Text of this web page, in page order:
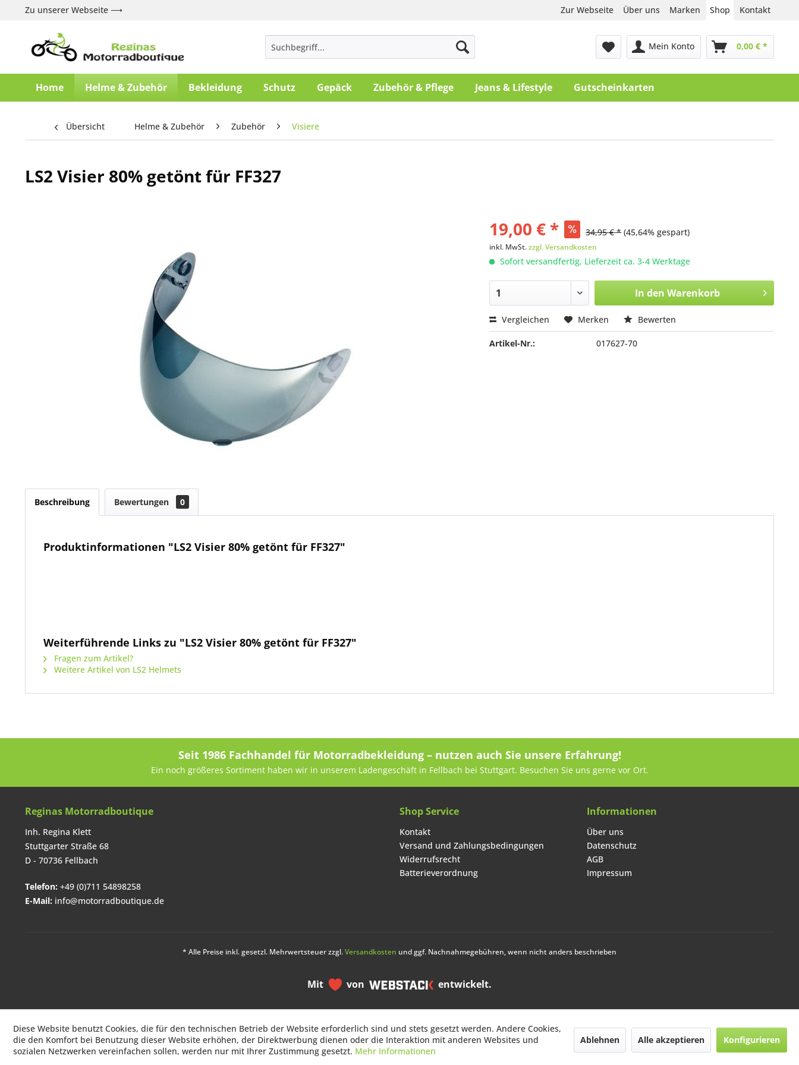
Zu unserer Webseite ⟶ Zur Webseite Über uns Marken Shop Kontakt
Mein Konto 0,00 € *
Home Helme & Zubehör Bekleidung Schutz Gepäck Zubehör & Pflege Jeans & Lifestyle Gutscheinkarten
Übersicht Helme & Zubehör Zubehör Visiere
LS2 Visier 80% getönt für FF327
19,00 € * 34,95 € * (45,64% gespart)
inkl. MwSt.zzgl. Versandkosten
Sofort versandfertig, Lieferzeit ca. 3-4 Werktage
In den Warenkorb
Vergleichen Merken Bewerten
Artikel-Nr.: 017627-70
Beschreibung Bewertungen 0
Produktinformationen "LS2 Visier 80% getönt für FF327"
Weiterführende Links zu "LS2 Visier 80% getönt für FF327"
Fragen zum Artikel?
Weitere Artikel von LS2 Helmets
Seit 1986 Fachhandel für Motorradbekleidung – nutzen auch Sie unsere Erfahrung!
Ein noch größeres Sortiment haben wir in unserem Ladengeschäft in Fellbach bei Stuttgart. Besuchen Sie uns gerne vor Ort.
Reginas Motorradboutique
Inh. Regina Klett
Stuttgarter Straße 68
D - 70736 Fellbach
Telefon: +49 (0)711 54898258
E-Mail: info@motorradboutique.de
Shop Service
Kontakt
Versand und Zahlungsbedingungen
Widerrufsrecht
Batterieverordnung
Informationen
Über uns
Datenschutz
AGB
Impressum
* Alle Preise inkl. gesetzl. Mehrwertsteuer zzgl.Versandkosten und ggf. Nachnahmegebühren, wenn nicht anders beschrieben
Mit von entwickelt.
Diese Website benutzt Cookies, die für den technischen Betrieb der Website erforderlich sind und stets gesetzt werden. Andere Cookies,
die den Komfort bei Benutzung dieser Website erhöhen, der Direktwerbung dienen oder die Interaktion mit anderen Websites und
sozialen Netzwerken vereinfachen sollen, werden nur mit Ihrer Zustimmung gesetzt. Mehr Informationen
Ablehnen Alle akzeptieren Konfigurieren
Diese Website benutzt Cookies, die für den technischen Betrieb der Website erforderlich sind und stets gesetzt werden. Andere Cookies,
die den Komfort bei Benutzung dieser Website erhöhen, der Direktwerbung dienen oder die Interaktion mit anderen Websites und
sozialen Netzwerken vereinfachen sollen, werden nur mit Ihrer Zustimmung gesetzt. Mehr Informationen
Ablehnen Alle akzeptieren Konfigurieren